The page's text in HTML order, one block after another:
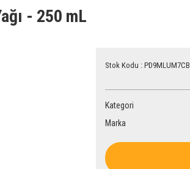
- 250 mL
Stok Kodu : PD9MLUM7CB
Kategori
Marka